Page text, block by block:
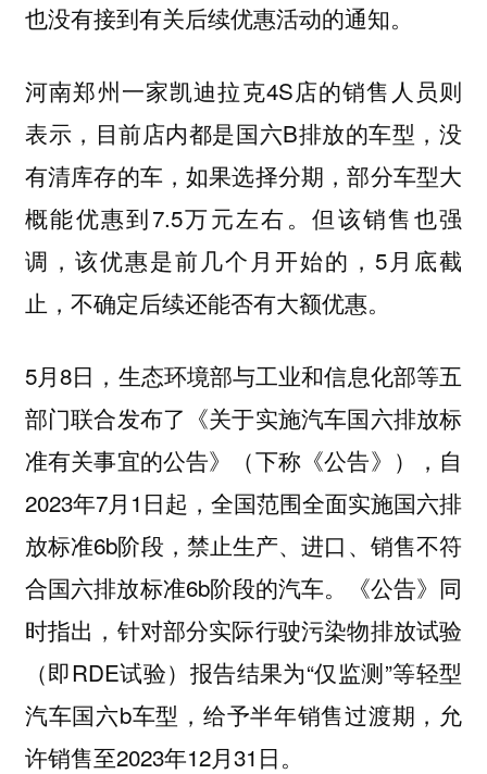
也没有接到有关后续优惠活动的通知。
河南郑州一家凯迪拉克4S店的销售人员则
表示，目前店内都是国六B排放的车型，没
有清库存的车，如果选择分期，部分车型大
概能优惠到7.5万元左右。但该销售也强
调，该优惠是前几个月开始的，5月底截
止，不确定后续还能否有大额优惠。
5月8日，生态环境部与工业和信息化部等五
部门联合发布了《关于实施汽车国六排放标
准有关事宜的公告》（下称《公告》），自
2023年7月1日起，全国范围全面实施国六排
放标准6b阶段，禁止生产、进口、销售不符
合国六排放标准6b阶段的汽车。《公告》同
时指出，针对部分实际行驶污染物排放试验
（即RDE试验）报告结果为“仅监测”等轻型
汽车国六b车型，给予半年销售过渡期，允
许销售至2023年12月31日。